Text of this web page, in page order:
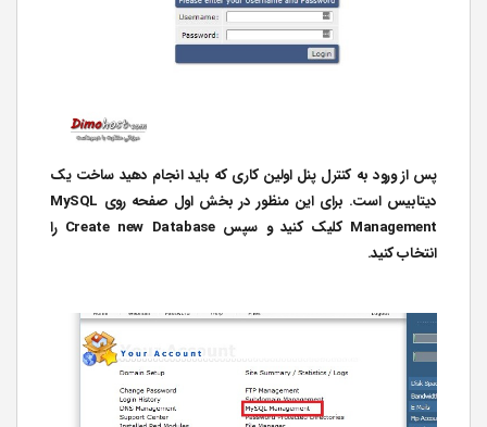
پس از ورود به کنترل پنل اولین کاری که باید انجام دهید ساخت یک
دیتابیس است. برای این منظور در بخش اول صفحه روی MySQL
Management کلیک کنید و سپس Create new Database را
انتخاب کنید.